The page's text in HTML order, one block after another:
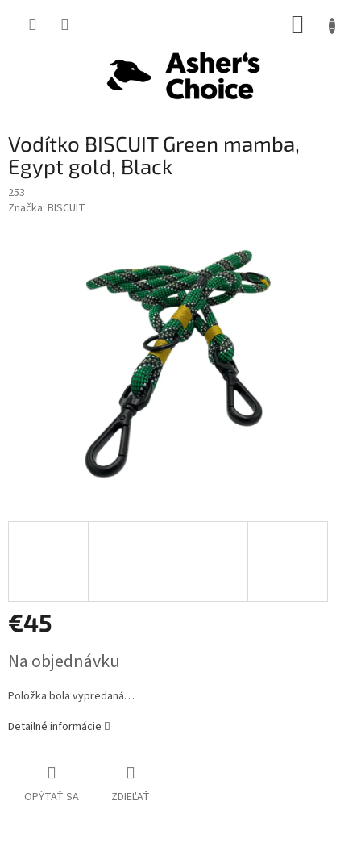
Vodítko BISCUIT Green mamba,
Egypt gold, Black
253
Značka: BISCUIT
€45
cena:
Na objednávku
Položka bola vypredaná…
Detailné informácie
OPÝTAŤ SA ZDIEĽAŤ